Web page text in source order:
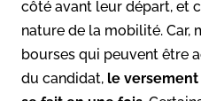
côté avant leur départ, et
nature de la mobilité. Car,
bourses qui peuvent être
du candidat, le